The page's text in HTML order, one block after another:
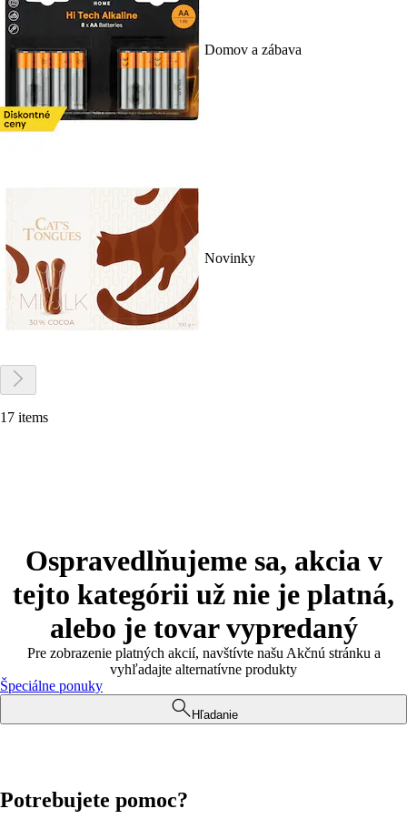
Domov a zábava
Novinky
17 items
Ospravedlňujeme sa, akcia v
tejto kategórii už nie je platná,
alebo je tovar vypredaný
Pre zobrazenie platných akcií, navštívte našu Akčnú stránku a
vyhľadajte alternatívne produkty
Špeciálne ponuky
Hľadanie
Potrebujete pomoc?